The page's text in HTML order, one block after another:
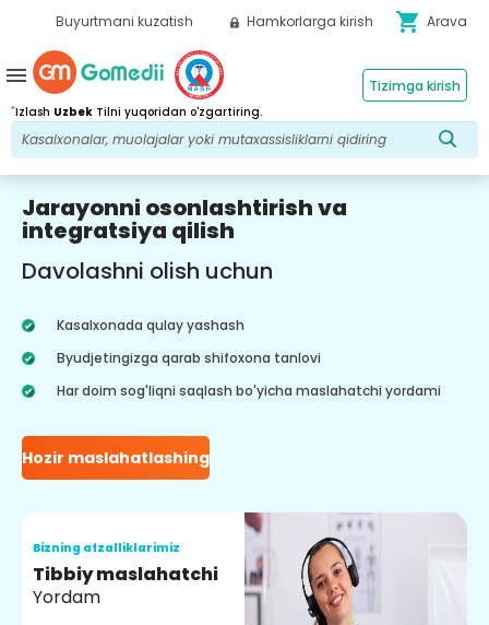
Buyurtmani kuzatish Hamkorlarga kirish shopping_cart Arava
*Izlash Uzbek Tilni yuqoridan o'zgartiring.
Tizimga kirish
menu
Jarayonni osonlashtirish va
integratsiya qilish
Davolashni olish uchun
Kasalxonada qulay yashash
Byudjetingizga qarab shifoxona tanlovi
Har doim sog'liqni saqlash bo'yicha maslahatchi yordami
Hozir maslahatlashing
Bizning afzalliklarimiz
Tibbiy maslahatchi
Yordam